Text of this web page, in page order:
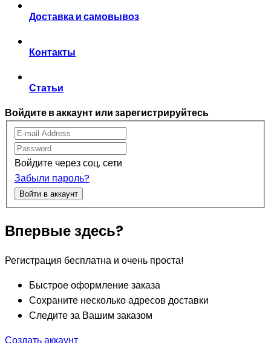
Доставка и самовывоз
Контакты
Статьи
Войдите в аккаунт или зарегистрируйтесь
Войдите через соц. сети
Забыли пароль?
Войти в аккаунт
Впервые здесь?
Регистрация бесплатна и очень проста!
Быстрое оформление заказа
Сохраните несколько адресов доставки
Следите за Вашим заказом